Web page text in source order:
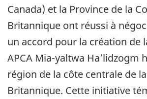
Canada) et la Province de la
Britannique ont réussi à
un accord pour la création de
APCA Mia-yaltwa Ha’lidzogm
région de la côte centrale de
Britannique. Cette initiative